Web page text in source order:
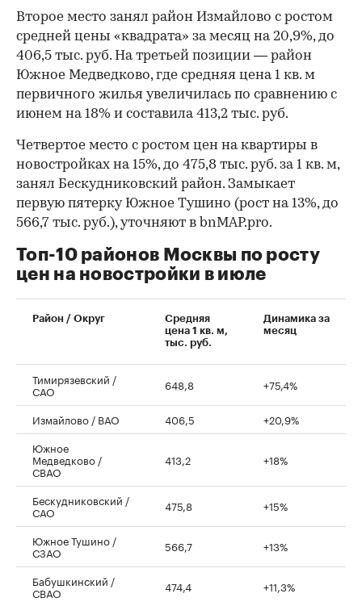
Второе место занял район Измайлово с ростом
средней цены «квадрата» за месяц на 20,9%, до
406,5 тыс. руб. На третьей позиции — район
Южное Медведково, где средняя цена 1 кв. м
первичного жилья увеличилась по сравнению с
июнем на 18% и составила 413,2 тыс. руб.
00:00 / 00:00
Четвертое место с ростом цен на квартиры в
новостройках на 15%, до 475,8 тыс. руб. за 1 кв. м,
занял Бескудниковский район. Замыкает
первую пятерку Южное Тушино (рост на 13%, до
566,7 тыс. руб.), уточняют в bnMAP.pro.
Топ-10 районов Москвы по росту
цен на новостройки в июле
Район / Округ
Средняя
цена 1 кв. м,
тыс. руб.
Динамика за
месяц
Тимирязевский /
САО 648,8 +75,4%
Измайлово / ВАО 406,5
+20,9%
Южное
Медведково /
СВАО
413,2 +18%
Бескудниковский /
САО 475,8 +15%
Южное Тушино /
СЗАО 566,7 +13%
Бабушкинский /
СВАО 474,4 +11,3%